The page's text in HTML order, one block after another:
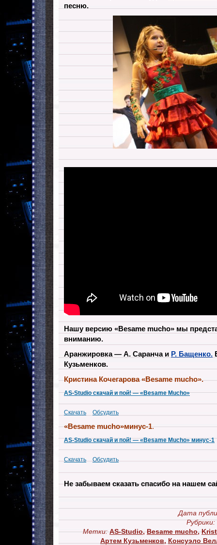
песню.
Нашу версию «Besame mucho» мы
вниманию.
Аранжировка — А. Саранча и Р. Бащенко.
Кузьменков.
Кристина Кочегарова «Besame mucho».
AS-Studio скачай и пой! — «Besame Mucho»
Скачать Обсудить
«Besame mucho»минус-1.
AS-Studio скачай и пой! — «Besame Mucho» минус-1
Скачать Обсудить
Не забываем сказать спасибо на нашем
Дата
Рубрики:
Метки: AS-Studio,Besame mucho,
Артем Кузьменков, Консуэло